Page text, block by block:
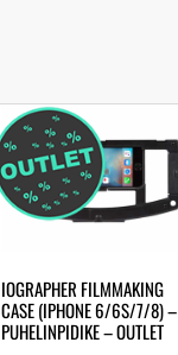
IOGRAPHER FILMMAKING
CASE (IPHONE 6/6S/7/8) –
PUHELINPIDIKE – OUTLET